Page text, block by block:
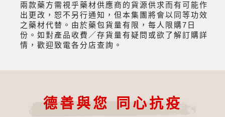
兩款藥方需視乎藥材供應商的貨源供求而有可能作
出更改，恕不另行通知，但本集團將會以同等功效
之藥材代替。由於藥包貨量有限，每人限購7日
份。如對產品收費／存貨量有疑問或欲了解訂購詳
情，歡迎致電各分店查詢。
德善與您 同心抗疫